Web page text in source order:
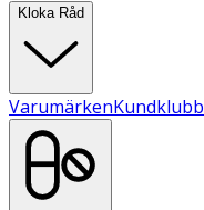
Kloka Råd
VarumärkenKundklubb